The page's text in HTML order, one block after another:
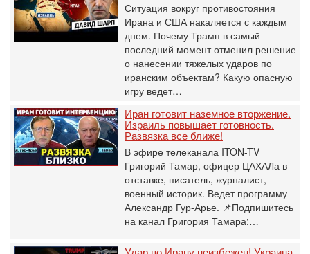
Ситуация вокруг противостояния
Ирана и США накаляется с каждым
днем. Почему Трамп в самый
последний момент отменил решение
о нанесении тяжелых ударов по
иранским объектам? Какую опасную
игру ведет…
Иран готовит наземное вторжение.
Израиль повышает готовность.
Развязка все ближе!
В эфире телеканала ITON-TV
Григорий Тамар, офицер ЦАХАЛа в
отставке, писатель, журналист,
военный историк. Ведет программу
Александр Гур-Арье. 📌Подпишитесь
на канал Григория Тамара:…